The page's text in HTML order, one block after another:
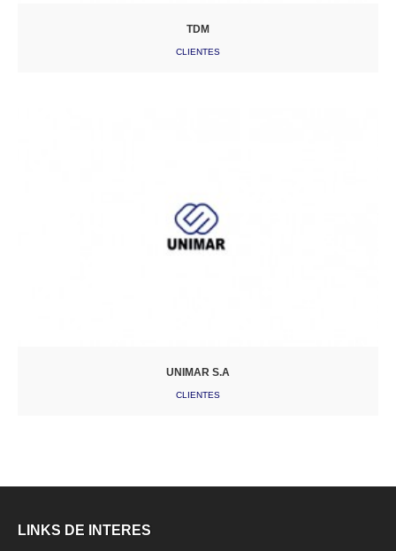
TDM
CLIENTES
UNIMAR S.A
CLIENTES
LINKS DE INTERES